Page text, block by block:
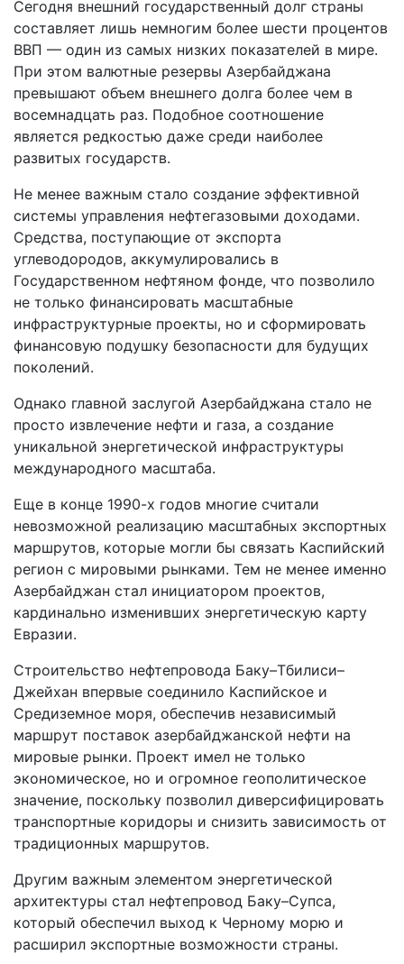
Сегодня внешний государственный долг страны
составляет лишь немногим более шести процентов
ВВП — один из самых низких показателей в мире.
При этом валютные резервы Азербайджана
превышают объем внешнего долга более чем в
восемнадцать раз. Подобное соотношение
является редкостью даже среди наиболее
развитых государств.
Не менее важным стало создание эффективной
системы управления нефтегазовыми доходами.
Средства, поступающие от экспорта
углеводородов, аккумулировались в
Государственном нефтяном фонде, что позволило
не только финансировать масштабные
инфраструктурные проекты, но и сформировать
финансовую подушку безопасности для будущих
поколений.
Однако главной заслугой Азербайджана стало не
просто извлечение нефти и газа, а создание
уникальной энергетической инфраструктуры
международного масштаба.
Еще в конце 1990-х годов многие считали
невозможной реализацию масштабных экспортных
маршрутов, которые могли бы связать Каспийский
регион с мировыми рынками. Тем не менее именно
Азербайджан стал инициатором проектов,
кардинально изменивших энергетическую карту
Евразии.
Строительство нефтепровода Баку–Тбилиси–
Джейхан впервые соединило Каспийское и
Средиземное моря, обеспечив независимый
маршрут поставок азербайджанской нефти на
мировые рынки. Проект имел не только
экономическое, но и огромное геополитическое
значение, поскольку позволил диверсифицировать
транспортные коридоры и снизить зависимость от
традиционных маршрутов.
Другим важным элементом энергетической
архитектуры стал нефтепровод Баку–Супса,
который обеспечил выход к Черному морю и
расширил экспортные возможности страны.